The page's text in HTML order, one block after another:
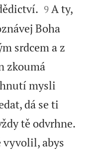


9 A ty,
Boha
srdcem a z
zkoumá
hnutí mysli
dá se ti
tě odvrhne.
vyvolil, abys